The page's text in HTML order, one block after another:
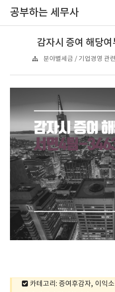
공부하는 세무사
감자시 증여 해당
분야별세금 / 기업경영 관
카테고리: 증여후감자, 이익